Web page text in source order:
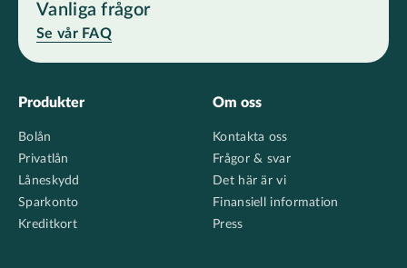
Vanliga frågor
Se vår FAQ
Footer
Produkter
Bolån
Privatlån
Låneskydd
Sparkonto
Kreditkort
Om oss
Kontakta oss
Frågor & svar
Det här är vi
Finansiell information
Press